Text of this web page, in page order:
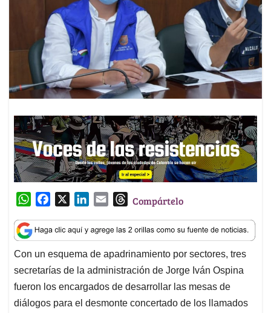
W
a
t
s
A
p
p
c
e
b
o
o
k
n
k
e
d
I
n
a
i
l
T
r
e
a
d
s
Compártelo
Con un esquema de apadrinamiento por sectores, tres
secretarías de la administración de Jorge Iván Ospina
fueron los encargados de desarrollar las mesas de
diálogos para el desmonte concertado de los llamados